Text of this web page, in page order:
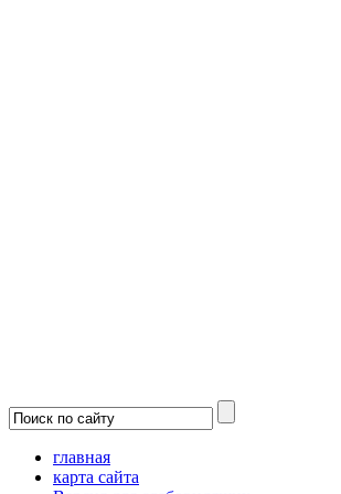
главная
карта сайта